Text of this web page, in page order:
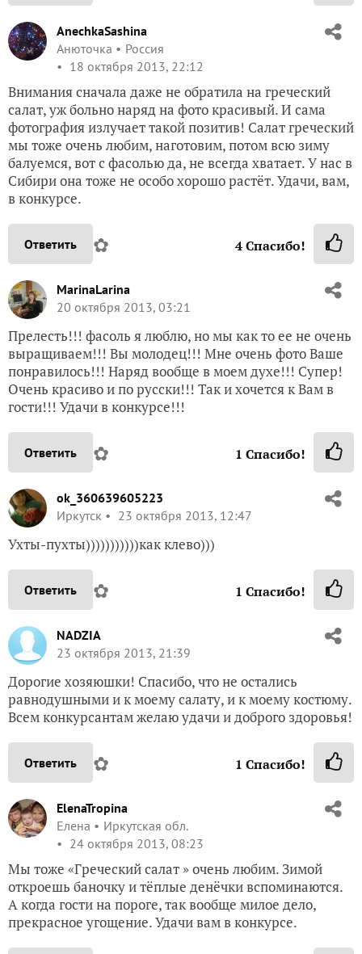
AnechkaSashina
Анюточка
Россия
18 октября 2013, 22:12
Внимания сначала даже не обратила на греческий
салат, уж больно наряд на фото красивый. И сама
фотография излучает такой позитив! Салат греческий
мы тоже очень любим, наготовим, потом всю зиму
балуемся, вот с фасолью да, не всегда хватает. У нас в
Сибири она тоже не особо хорошо растёт. Удачи, вам,
в конкурсе.
Ответить ✿ 4Спасибо!
MarinaLarina
20 октября 2013, 03:21
Прелесть!!! фасоль я люблю, но мы как то ее не очень
выращиваем!!! Вы молодец!!! Мне очень фото Ваше
понравилось!!! Наряд вообще в моем духе!!! Супер!
Очень красиво и по русски!!! Так и хочется к Вам в
гости!!! Удачи в конкурсе!!!
Ответить ✿ 1 Спасибо!
ok_360639605223
Иркутск
23 октября 2013, 12:47
Ухты-пухты)))))))))))как клево)))
Ответить ✿ 1 Спасибо!
NADZIA
23 октября 2013, 21:39
Дорогие хозяюшки! Спасибо, что не остались
равнодушными и к моему салату, и к моему костюму.
Всем конкурсантам желаю удачи и доброго здоровья!
Ответить ✿ 1 Спасибо!
ElenaTropina
Елена
Иркутская обл.
24 октября 2013, 08:23
Мы тоже «Греческий салат » очень любим. Зимой
откроешь баночку и тёплые денёчки вспоминаются.
А когда гости на пороге, так вообще милое дело,
прекрасное угощение. Удачи вам в конкурсе.